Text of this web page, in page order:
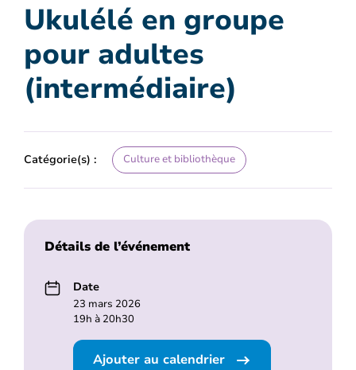
Ukulélé en groupe
pour adultes
(intermédiaire)
Catégorie(s) : Culture et bibliothèque
Détails de l’événement
Date
23 mars 2026
19h à 20h30
Ajouter au calendrier